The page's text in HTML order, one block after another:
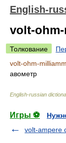
English-
volt-
Толкование
volt-ohm-
авометр
English-russian
Игры ⚽
volt-ampere